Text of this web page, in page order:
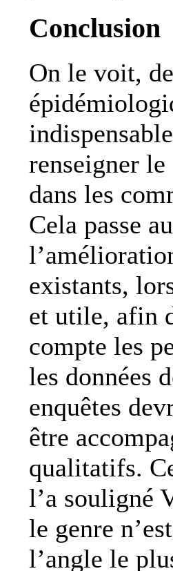
Conclusion
On le voit,
renseigner
dans les
Cela passe
existants,
et utile, afin
compte les
les données
enquêtes
être
qualitatifs.
l’a souligné
le genre
l’angle le